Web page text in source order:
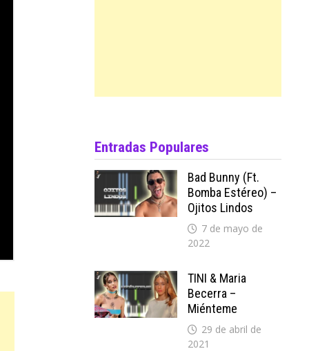
Entradas Populares
Bad Bunny (ft.
Bomba Estéreo) –
Ojitos Lindos
7 de mayo de
2022
TINI & Maria
Becerra –
Miénteme
29 de abril de
2021